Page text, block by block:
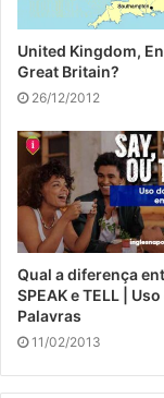
United Kingdom,
Great Britain?
26/12/2012
Qual a diferença
SPEAK e TELL |
Palavras
11/02/2013